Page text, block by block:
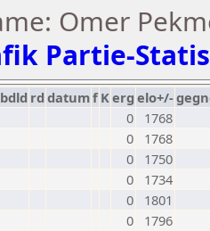
Omer
Partie-
bdld rd datumf Kerg elo+/-
0
1768
0
1768
0
1750
0
1734
0
1801
0
1796